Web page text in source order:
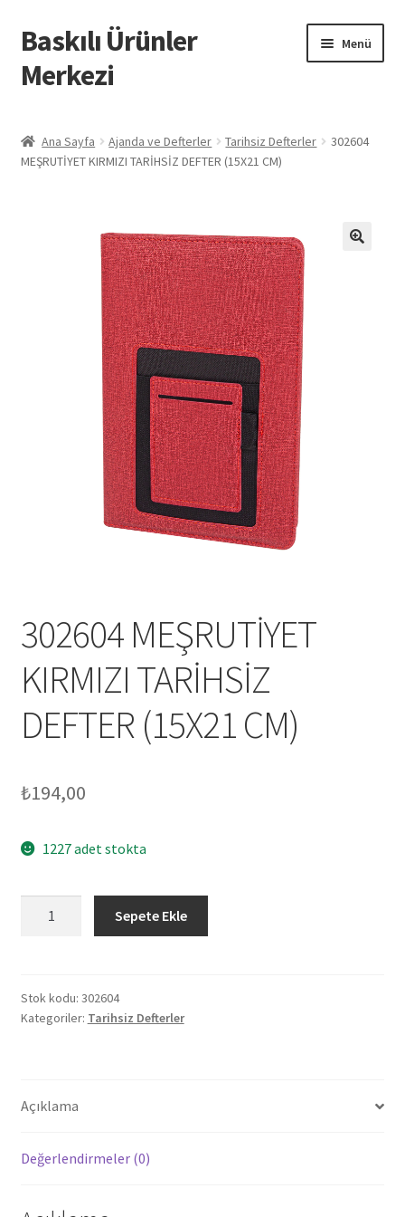
Dolaşıma
geç
İçeriğe
geç
Baskılı Ürünler
Merkezi
Menü
Baskılı Ürünler
İPTAL VE İADE KOŞULLARI
İptal ve İade Politikası
Mesafeli Satış Sözleşmesi
Mesafeli Satış Sözleşmesi
Ana Sayfa Ajanda ve Defterler Tarihsiz Defterler
302604
MEŞRUTİYET KIRMIZI TARİHSİZ DEFTER (15X21 CM)
302604 MEŞRUTİYET
KIRMIZI TARİHSİZ
DEFTER (15X21 CM)
₺194,00
1227 adet stokta
DEFTER
(15X21
Sepete Ekle
Stok kodu: 302604
Kategoriler: Tarihsiz Defterler
Açıklama
Değerlendirmeler (0)